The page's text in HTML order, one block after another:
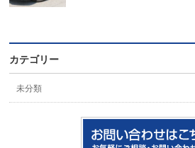
カテゴリー
未分類